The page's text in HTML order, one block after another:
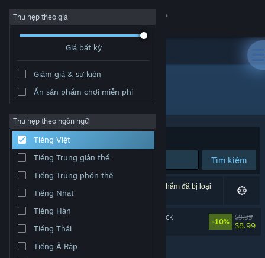
Đăng nhập
Cộng đồng
Thông tin
Hỗ trợ
Thay đổi ngôn ngữ
Cài ứng dụng Steam di động
Xem web cho desktop
Thu hẹp theo giá
Giá bất kỳ
Giảm giá & sự kiện
Ẩn sản phẩm chơi miễn phí
Thu hẹp theo ngôn ngữ
Tiếng Việt
Tiếng Trung giản thể
Tiếng Trung phồn thể
Tiếng Nhật
Tiếng Hàn
Tiếng Thái
Tiếng Ả Rập
Nhà phát triển: Alkimia Interactive
Xếp theo Độ liên quan
Tìm kiếm
1 kết quả phù hợp tìm kiếm của bạn. 2 tựa sản phẩm đã bị loại
trừ dựa trên tùy chỉnh của bạn.
Gothic 1 Remake Soundtrack
-10%
$9.99
$8.99